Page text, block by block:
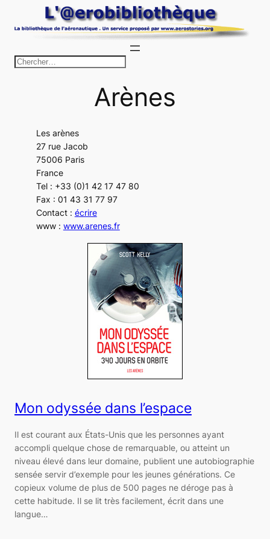
au
c
h
e
Arènes
Les arènes
27 rue Jacob
75006 Paris
France
Tel : +33 (0)1 42 17 47 80
Fax : 01 43 31 77 97
Contact : écrire
www : www.arenes.fr
Mon odyssée dans l’espace
Il est courant aux États-Unis que les personnes ayant
accompli quelque chose de remarquable, ou atteint un
niveau élevé dans leur domaine, publient une autobiographie
sensée servir d’exemple pour les jeunes générations. Ce
copieux volume de plus de 500 pages ne déroge pas à
cette habitude. Il se lit très facilement, écrit dans une
langue…